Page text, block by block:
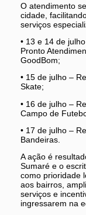
O atendimento
cidade,
serviços
• 13 e 14 de
Pronto
GoodBom;
• 15 de julho –
Skate;
• 16 de julho –
Campo de
• 17 de julho –
Bandeiras.
A ação é
Sumaré e o
como prioridade
aos bairros,
serviços e
ingressarem na